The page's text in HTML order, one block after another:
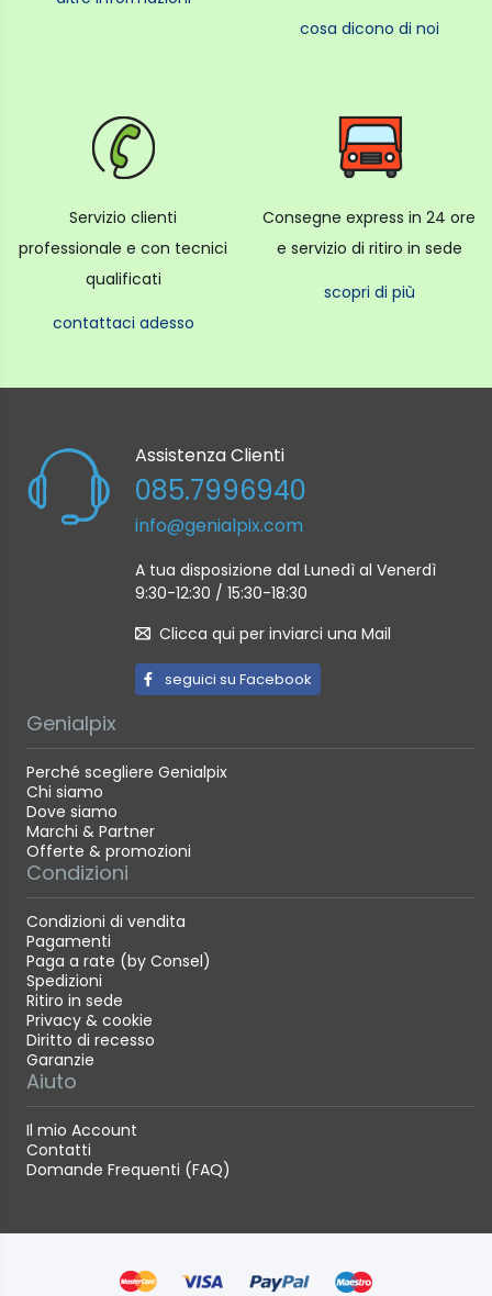
cosa dicono di noi
Servizio clienti
professionale e con tecnici
qualificati
contattaci adesso
Consegne express in 24 ore
e servizio di ritiro in sede
scopri di più
Assistenza Clienti
085.7996940
info@genialpix.com
A tua disposizione dal Lunedì al Venerdì
9:30-12:30 / 15:30-18:30
Clicca qui per inviarci una Mail
seguici su Facebook
Genialpix
Perché scegliere Genialpix
Chi siamo
Dove siamo
Marchi & Partner
Offerte & promozioni
Condizioni
Condizioni di vendita
Pagamenti
Paga a rate (by Consel)
Spedizioni
Ritiro in sede
Privacy & cookie
Diritto di recesso
Garanzie
Aiuto
Il mio Account
Contatti
Domande Frequenti (FAQ)